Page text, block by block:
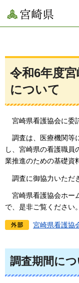
宮崎県
令和6年度
について
宮崎県看護協会に委
調査は、医療機関等
し、宮崎県の看護職員
業推進のための基礎資
調査に御協力いただ
宮崎県看護協会ホー
で、是非ご覧ください。
宮崎県看護協
調査期間に